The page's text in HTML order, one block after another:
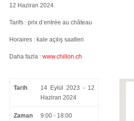
12 Haziran 2024.
Tarifs : prix d’entrée au château
Horaires : kale açılış saatleri
Daha fazla : www.chillon.ch
Tarih
14 Eylül 2023 - 12
Haziran 2024
Zaman 9:00 - 18:00